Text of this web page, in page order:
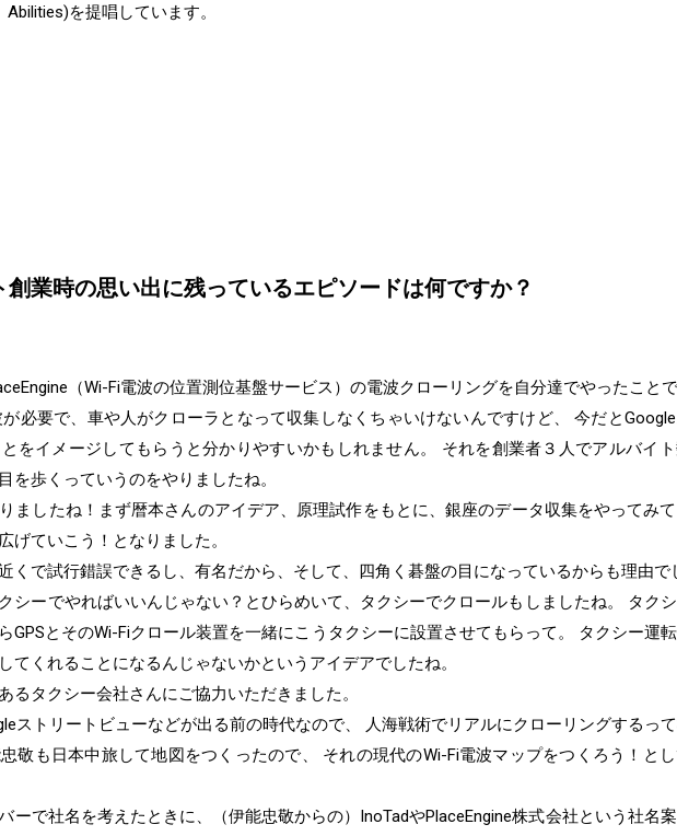
Abilities)を提唱しています。
創業時の思い出に残っているエピソードは何ですか？
（Wi-Fi電波の位置測位基盤サービス）の電波クローリングを自分達でやったことで
必要で、車や人がクローラとなって収集しなくちゃいけないんですけど、 今だと
をイメージしてもらうと分かりやすいかもしれません。 それを創業者３人でアルバイ
を歩くっていうのをやりましたね。
ましたね！まず暦本さんのアイデア、原理試作をもとに、銀座のデータ収集をやってみ
げていこう！となりました。
くで試行錯誤できるし、有名だから、そして、四角く碁盤の目になっているからも理由で
シーでやればいいんじゃない？とひらめいて、タクシーでクロールもしましたね。 タク
GPSとそのWi-Fiクロール装置を一緒にこうタクシーに設置させてもらって。 タクシー運
てくれることになるんじゃないかというアイデアでしたね。
るタクシー会社さんにご協力いただきました。
ストリートビューなどが出る前の時代なので、 人海戦術でリアルにクローリングするっ
敬も日本中旅して地図をつくったので、 それの現代のWi-Fi電波マップをつくろう！と
ーで社名を考えたときに、（伊能忠敬からの）InoTadやPlaceEngine株式会社という社名